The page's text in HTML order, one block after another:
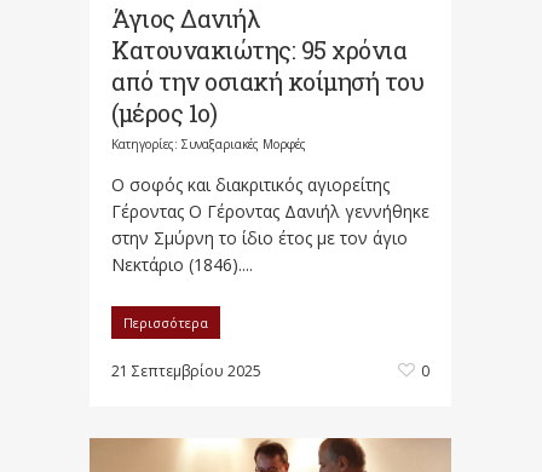
Άγιος Δανιήλ
Κατουνακιώτης: 95 χρόνια
από την οσιακή κοίμησή του
(μέρος 1ο)
Κατηγορίες: Συναξαριακές Μορφές
Ο σοφός και διακριτικός αγιορείτης
Γέροντας Ο Γέροντας Δανιήλ γεννήθηκε
στην Σμύρνη το ίδιο έτος με τον άγιο
Νεκτάριο (1846)....
Περισσότερα
21 Σεπτεμβρίου 2025 0